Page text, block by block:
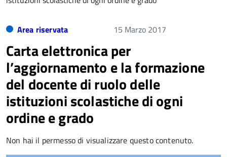
Area riservata 15 Marzo 2017
Carta elettronica per
l’aggiornamento e la formazione
del docente di ruolo delle
istituzioni scolastiche di ogni
ordine e grado
Non hai il permesso di visualizzare questo contenuto.